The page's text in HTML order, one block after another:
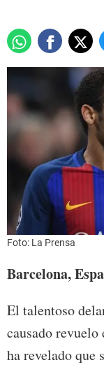
Foto: La Prensa
Barcelona,
El talentoso
causado
ha revelado que